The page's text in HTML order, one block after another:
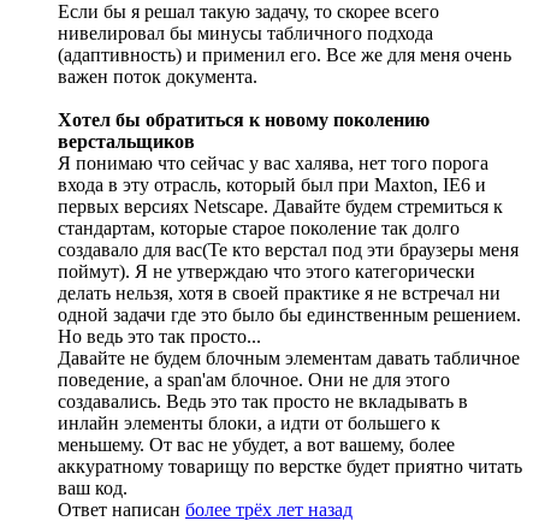
Если бы я решал такую задачу, то скорее всего
нивелировал бы минусы табличного подхода
(адаптивность) и применил его. Все же для меня очень
важен поток документа.
Хотел бы обратиться к новому поколению
верстальщиков
Я понимаю что сейчас у вас халява, нет того порога
входа в эту отрасль, который был при Maxton, IE6 и
первых версиях Netscape. Давайте будем стремиться к
стандартам, которые старое поколение так долго
создавало для вас(Те кто верстал под эти браузеры меня
поймут). Я не утверждаю что этого категорически
делать нельзя, хотя в своей практике я не встречал ни
одной задачи где это было бы единственным решением.
Но ведь это так просто...
Давайте не будем блочным элементам давать табличное
поведение, а span'ам блочное. Они не для этого
создавались. Ведь это так просто не вкладывать в
инлайн элементы блоки, а идти от большего к
меньшему. От вас не убудет, а вот вашему, более
аккуратному товарищу по верстке будет приятно читать
ваш код.
Ответ написан более трёх лет назад